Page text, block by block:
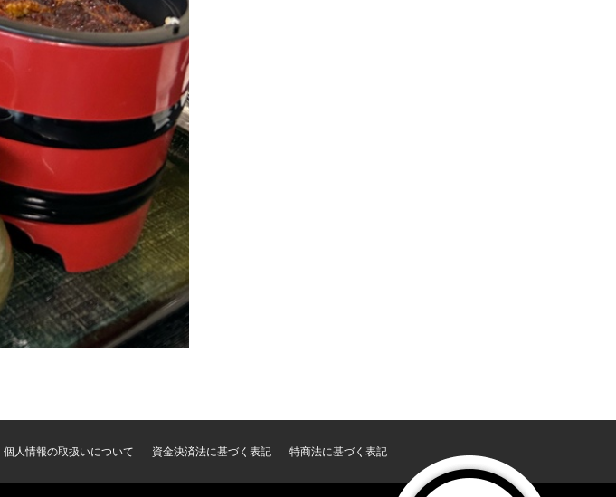
個人情報の取扱いについて 資金決済法に基づく表記 特商法に基づく表記